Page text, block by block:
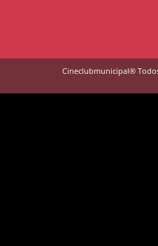
Cineclubmunicipal®